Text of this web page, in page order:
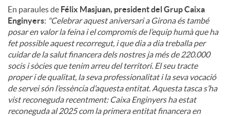
En paraules de Félix Masjuan, president del Grup Caixa
Enginyers: "Celebrar aquest aniversari a Girona és també
posar en valor la feina i el compromís de l’equip humà que ha
fet possible aquest recorregut, i que dia a dia treballa per
cuidar de la salut financera dels nostres ja més de 220.000
socis i sòcies que tenim arreu del territori. El seu tracte
proper i de qualitat, la seva professionalitat i la seva vocació
de servei són l’essència d’aquesta entitat. Aquesta tasca s’ha
vist reconeguda recentment: Caixa Enginyers ha estat
reconeguda al 2025 com la primera entitat financera en